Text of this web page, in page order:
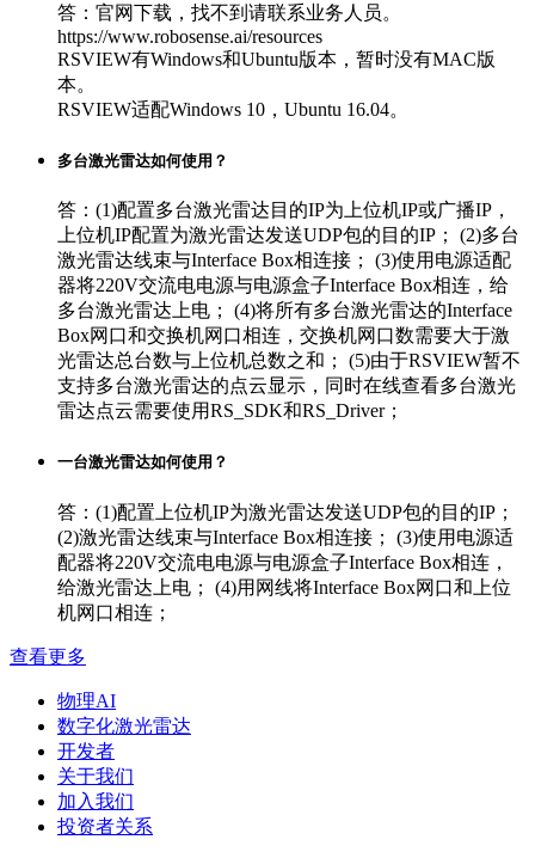
答：官网下载，找不到请联系业务人员。
https://www.robosense.ai/resources
RSVIEW有Windows和Ubuntu版本，暂时没有MAC版
本。
RSVIEW适配Windows 10，Ubuntu 16.04。
多台激光雷达如何使用？
答：(1)配置多台激光雷达目的IP为上位机IP或广播IP，
上位机IP配置为激光雷达发送UDP包的目的IP； (2)多台
激光雷达线束与Interface Box相连接； (3)使用电源适配
器将220V交流电电源与电源盒子Interface Box相连，给
多台激光雷达上电； (4)将所有多台激光雷达的Interface
Box网口和交换机网口相连，交换机网口数需要大于激
光雷达总台数与上位机总数之和； (5)由于RSVIEW暂不
支持多台激光雷达的点云显示，同时在线查看多台激光
雷达点云需要使用RS_SDK和RS_Driver；
一台激光雷达如何使用？
答：(1)配置上位机IP为激光雷达发送UDP包的目的IP；
(2)激光雷达线束与Interface Box相连接； (3)使用电源适
配器将220V交流电电源与电源盒子Interface Box相连，
给激光雷达上电； (4)用网线将Interface Box网口和上位
机网口相连；
查看更多
物理AI
数字化激光雷达
开发者
关于我们
加入我们
投资者关系